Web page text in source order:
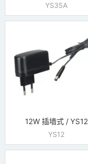
YS35A
12W 插墙式 / YS12
YS12